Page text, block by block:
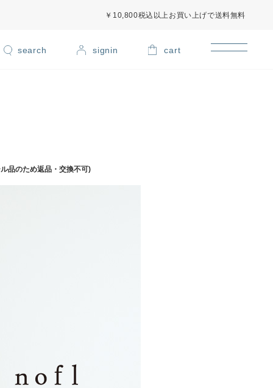
￥10,800税込以上お買い上げで送料無料
signin cart
品のため返品・交換不可)